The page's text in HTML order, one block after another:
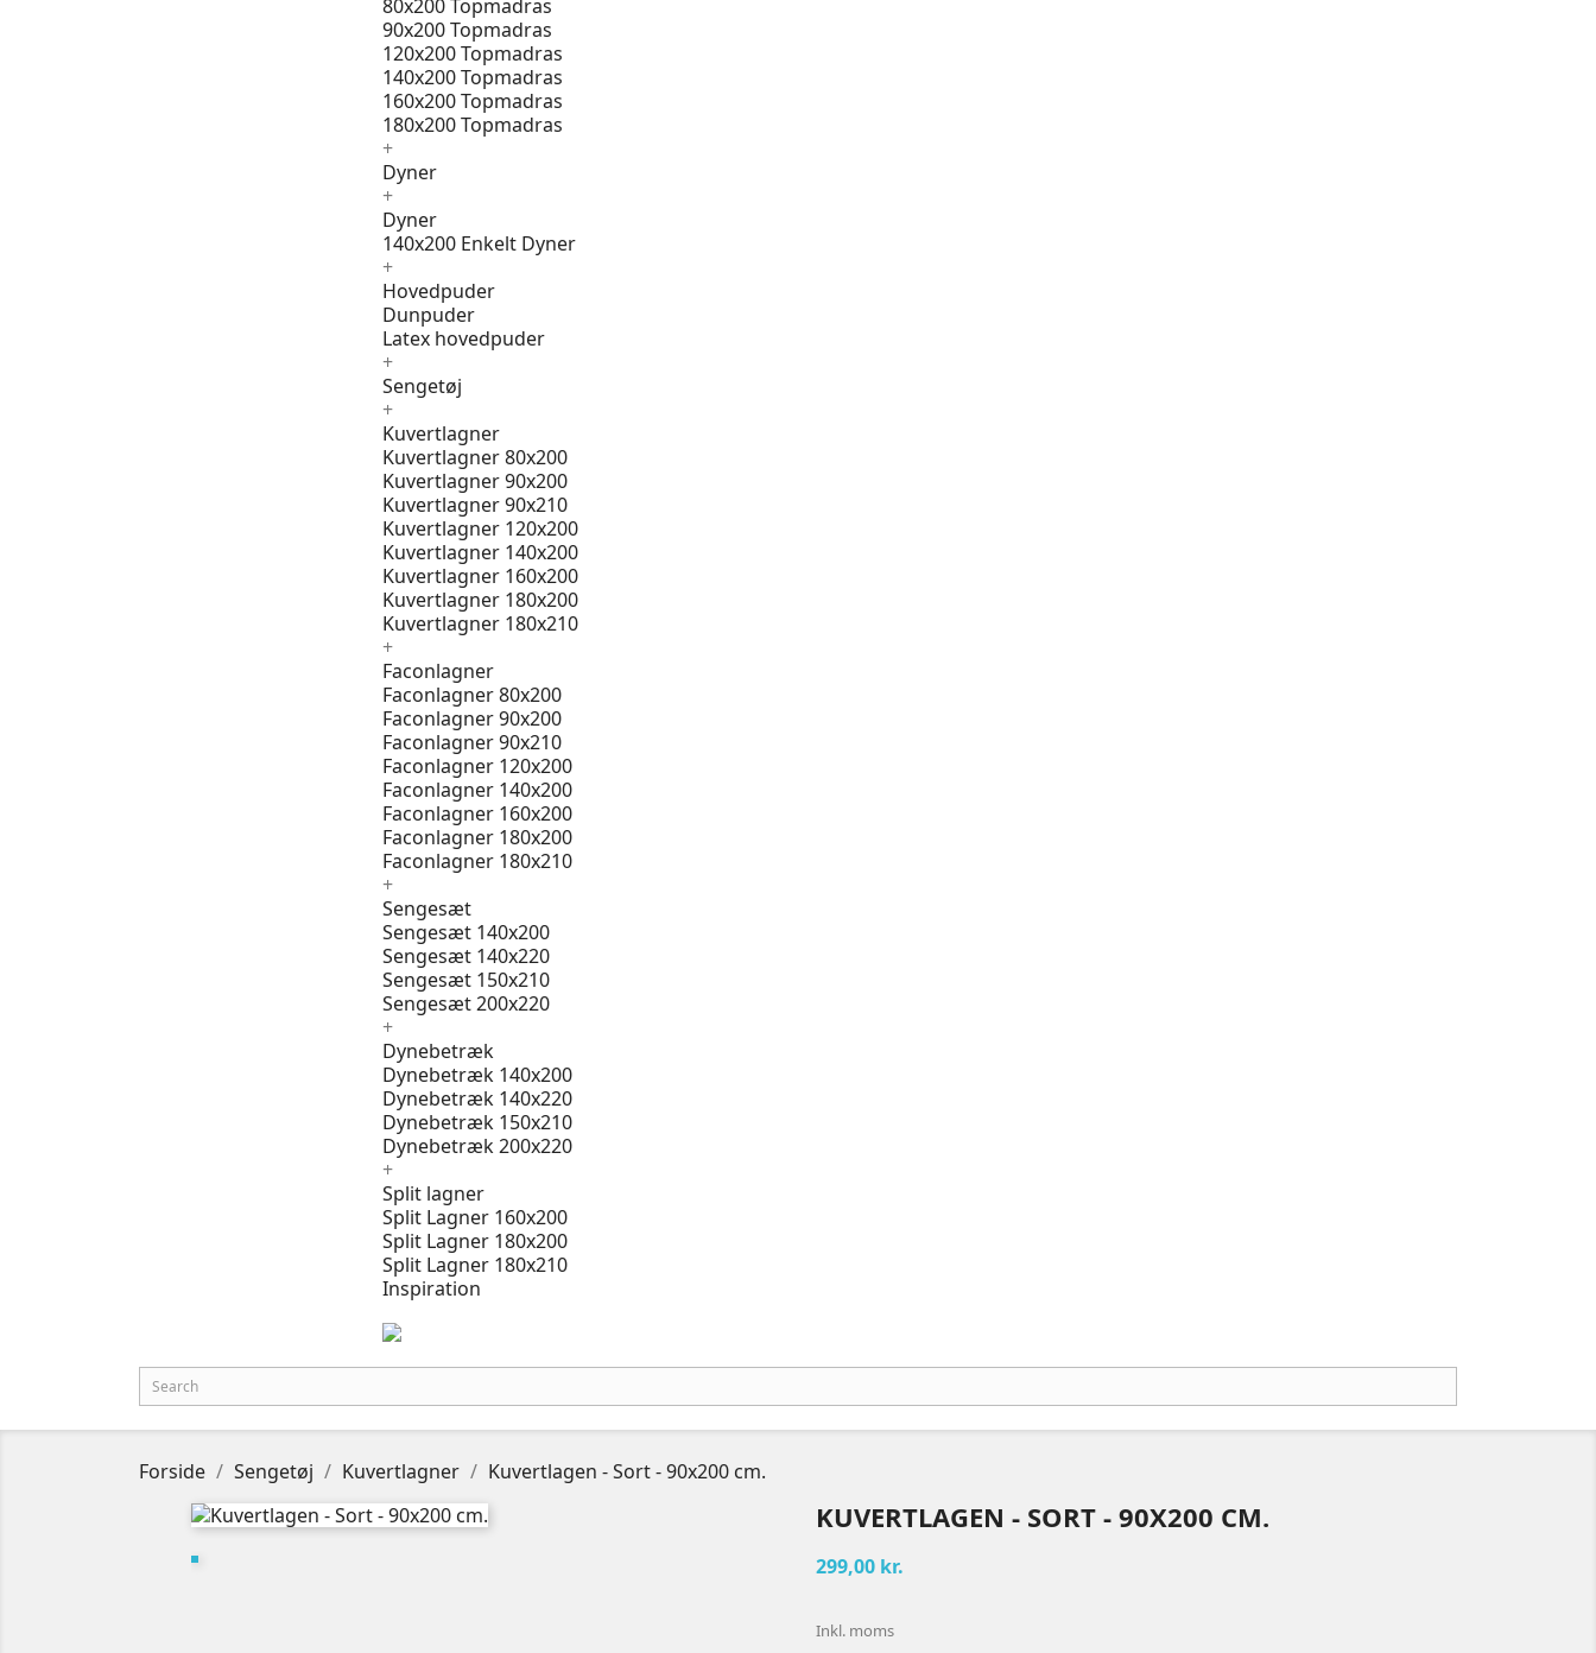
80x200 Topmadras
90x200 Topmadras
120x200 Topmadras
140x200 Topmadras
160x200 Topmadras
180x200 Topmadras
+
Dyner
+
Dyner
140x200 Enkelt Dyner
+
Hovedpuder
Dunpuder
Latex hovedpuder
+
Sengetøj
+
Kuvertlagner
Kuvertlagner 80x200
Kuvertlagner 90x200
Kuvertlagner 90x210
Kuvertlagner 120x200
Kuvertlagner 140x200
Kuvertlagner 160x200
Kuvertlagner 180x200
Kuvertlagner 180x210
+
Faconlagner
Faconlagner 80x200
Faconlagner 90x200
Faconlagner 90x210
Faconlagner 120x200
Faconlagner 140x200
Faconlagner 160x200
Faconlagner 180x200
Faconlagner 180x210
+
Sengesæt
Sengesæt 140x200
Sengesæt 140x220
Sengesæt 150x210
Sengesæt 200x220
+
Dynebetræk
Dynebetræk 140x200
Dynebetræk 140x220
Dynebetræk 150x210
Dynebetræk 200x220
+
Split lagner
Split Lagner 160x200
Split Lagner 180x200
Split Lagner 180x210
Inspiration
Forside Sengetøj Kuvertlagner Kuvertlagen - Sort - 90x200 cm.
KUVERTLAGEN - SORT - 90X200 CM.
299,00 kr.
Inkl. moms